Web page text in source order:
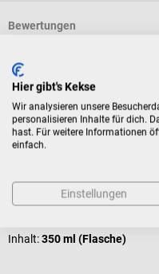
Bewertungen
Kunden kauften
HARTMANN
Baktolan protect+ pure Lotion
für beanspruchte Hände
Inhalt:350 ml (Flasche)
Hier gibt's Kekse
Wir analysieren unsere
personalisieren Inhalte für dich.
hast. Für weitere Informationen
einfach.
Einstellungen